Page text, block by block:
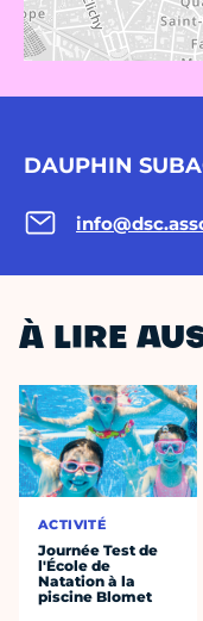
DAUPHIN
À LIRE
ACTIVITÉ
Journée Test de
l'École de
Natation à la
piscine Blomet